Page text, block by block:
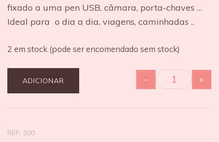
fixado a uma pen USB, câmara, porta-chaves …
Ideal para o dia a dia, viagens, caminhadas ..
2 em stock (pode ser encomendado sem stock)
- +
ADICIONAR
REF: 300